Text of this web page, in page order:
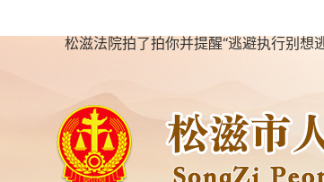
松滋法院拍了拍你并提醒“逃避执行别想